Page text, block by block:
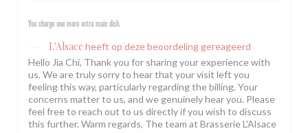
You charge one more extra main dish.
L'Alsace heeft op deze beoordeling gereageerd
Hello Jia Chi, Thank you for sharing your experience with
us. We are truly sorry to hear that your visit left you
feeling this way, particularly regarding the billing. Your
concerns matter to us, and we genuinely hear you. Please
feel free to reach out to us directly if you wish to discuss
this further. Warm regards, The team at Brasserie L'Alsace